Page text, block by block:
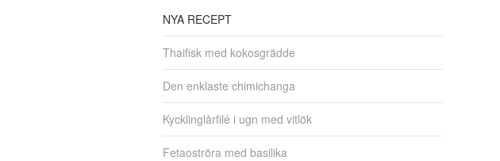
NYA RECEPT
Thaifisk med kokosgrädde
Den enklaste chimichanga
Kycklinglårfilé i ugn med vitlök
Fetaoströra med basilika